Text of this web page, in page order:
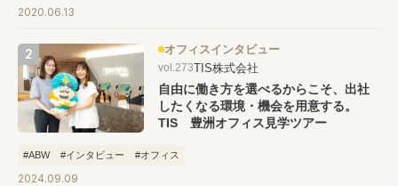
2020.06.13
オフィスインタビュー
vol.273TIS株式会社
自由に働き方を選べるからこそ、出社
したくなる環境・機会を用意する。
TIS 豊洲オフィス見学ツアー
#ABW #インタビュー #オフィス
2024.09.09